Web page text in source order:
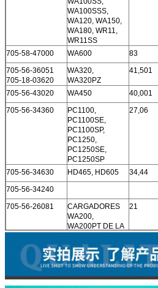
WA100SSS,
WA120, WA150,
WA180, WR11,
WR11SS
705-58-47000
WA600 83
705-56-36051
705-18-03620
WA320,
WA320PZ
41,501
705-56-43020
WA450 40,001
705-56-34360
PC1100,
PC1100SE,
PC1100SP,
PC1250,
PC1250SE,
PC1250SP
27,06
705-56-34630 HD465, HD605 34,44
705-56-34240
705-56-26081
CARGADORES
WA200,
WA200PT DE LA
21
704-56-11101
GD31RC,
GD600R,
GD605A, GS360
11
705-56-34240
WA420